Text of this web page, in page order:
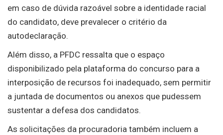
em caso de dúvida razoável sobre a identidade racial
do candidato, deve prevalecer o critério da
autodeclaração.
Além disso, a PFDC ressalta que o espaço
disponibilizado pela plataforma do concurso para a
interposição de recursos foi inadequado, sem permitir
a juntada de documentos ou anexos que pudessem
sustentar a defesa dos candidatos.
As solicitações da procuradoria também incluem a